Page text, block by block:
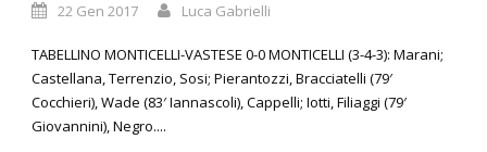
22 Gen 2017 Luca Gabrielli
TABELLINO MONTICELLI-VASTESE 0-0 MONTICELLI (3-4-3): Marani;
Castellana, Terrenzio, Sosi; Pierantozzi, Bracciatelli (79′
Cocchieri), Wade (83′ Iannascoli), Cappelli; Iotti, Filiaggi (79′
Giovannini), Negro....